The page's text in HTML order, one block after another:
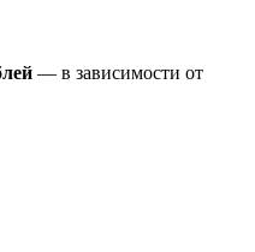
— в зависимости от